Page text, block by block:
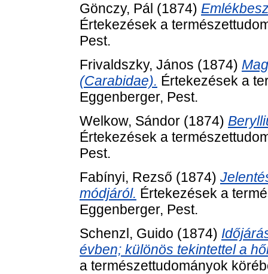
Gönczy, Pál (1874)
Értekezések a
Pest.
Frivaldszky, János (1874)
(Carabidae). Értekezések a
Eggenberger, Pest.
Welkow, Sándor (1874)
Értekezések a
Pest.
Fabínyi, Rezső (1874)
módjáról. Értekezések a
Eggenberger, Pest.
Schenzl, Guido (1874)
évben; különös tekintettel a
a természettudományok